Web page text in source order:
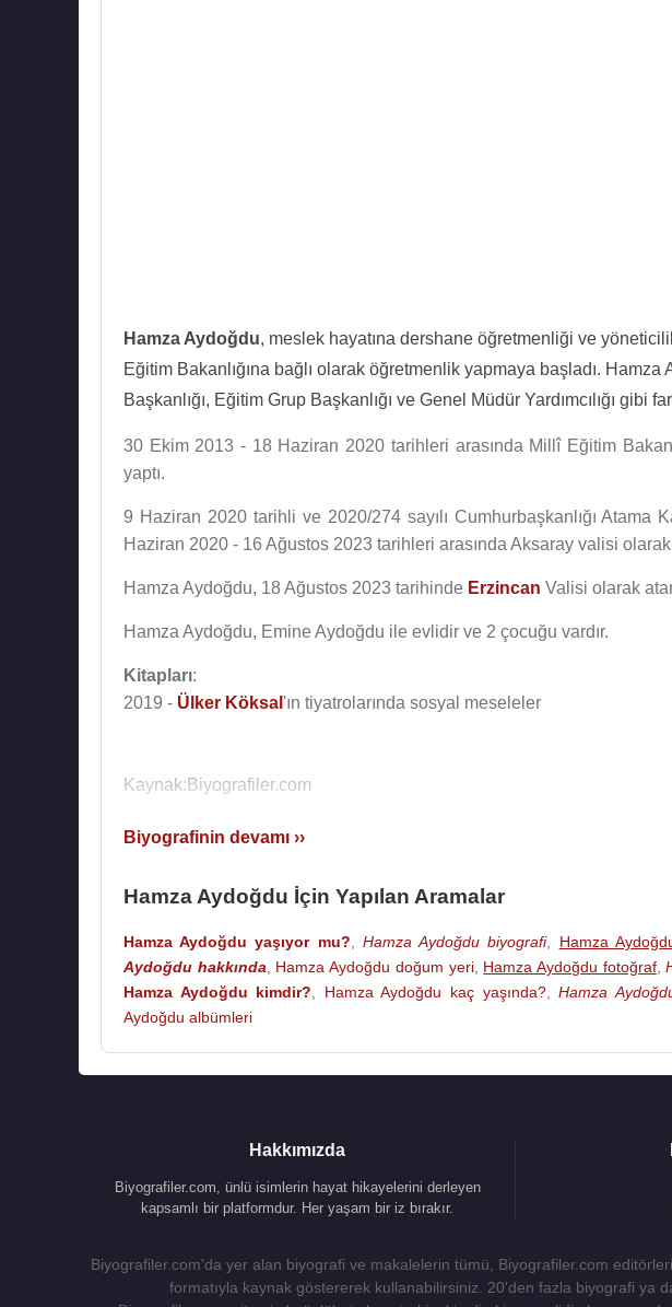
Hamza Aydoğdu, meslek hayatına dershane öğretmenliği ve
Eğitim Bakanlığına bağlı olarak öğretmenlik yapmaya başladı.
Başkanlığı, Eğitim Grup Başkanlığı ve Genel Müdür Yardımcılığı gibi
30 Ekim 2013 - 18 Haziran 2020 tarihleri arasında Millî Eğitim
yaptı.
9 Haziran 2020 tarihli ve 2020/274 sayılı Cumhurbaşkanlığı Atama
Haziran 2020 - 16 Ağustos 2023 tarihleri arasında Aksaray valisi olarak
Hamza Aydoğdu, 18 Ağustos 2023 tarihinde Erzincan Valisi olarak
Hamza Aydoğdu, Emine Aydoğdu ile evlidir ve 2 çocuğu vardır.
Kitapları:
2019 - Ülker Köksal 'ın tiyatrolarında sosyal meseleler
Kaynak:Biyografiler.com
Biyografinin devamı ››
Hamza Aydoğdu İçin Yapılan Aramalar
Hamza Aydoğdu yaşıyor mu? Hamza Aydoğdu biyografi, Hamza
Aydoğdu hakkında
Hamza Aydoğdu doğum yeri, Hamza Aydoğdu fotoğraf,
Hamza Aydoğdu kimdir?
Hamza Aydoğdu kaç yaşında?,Hamza
Aydoğdu albümleri
Hakkımızda
Biyografiler.com, ünlü isimlerin hayat hikayelerini derleyen
kapsamlı bir platformdur. Her yaşam bir iz bırakır.
Biyografiler.com'da yer alan biyografi ve makalelerin tümü, Biyografiler.com
formatıyla kaynak göstererek kullanabilirsiniz. 20'den fazla biyografi ya